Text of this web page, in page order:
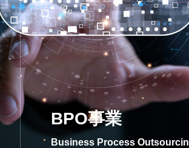
BPO事業
Business Process Outsourcin